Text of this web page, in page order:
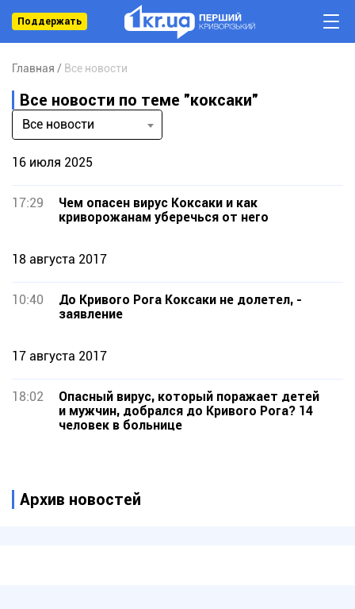
Поддержать
Главная Все новости
Все новости по теме "коксаки"
Все новости
16 июля 2025
17:29
Чем опасен вирус Коксаки и как
криворожанам уберечься от него
18 августа 2017
10:40
До Кривого Рога Коксаки не долетел, -
заявление
17 августа 2017
18:02
Опасный вирус, который поражает детей
и мужчин, добрался до Кривого Рога? 14
человек в больнице
Архив новостей